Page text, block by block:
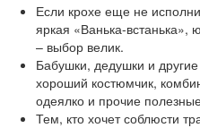
Если крохе еще не
яркая «Ванька-встанька»,
– выбор велик.
Бабушки, дедушки и другие
хороший костюмчик,
одеялко и прочие
Тем, кто хочет соблюсти